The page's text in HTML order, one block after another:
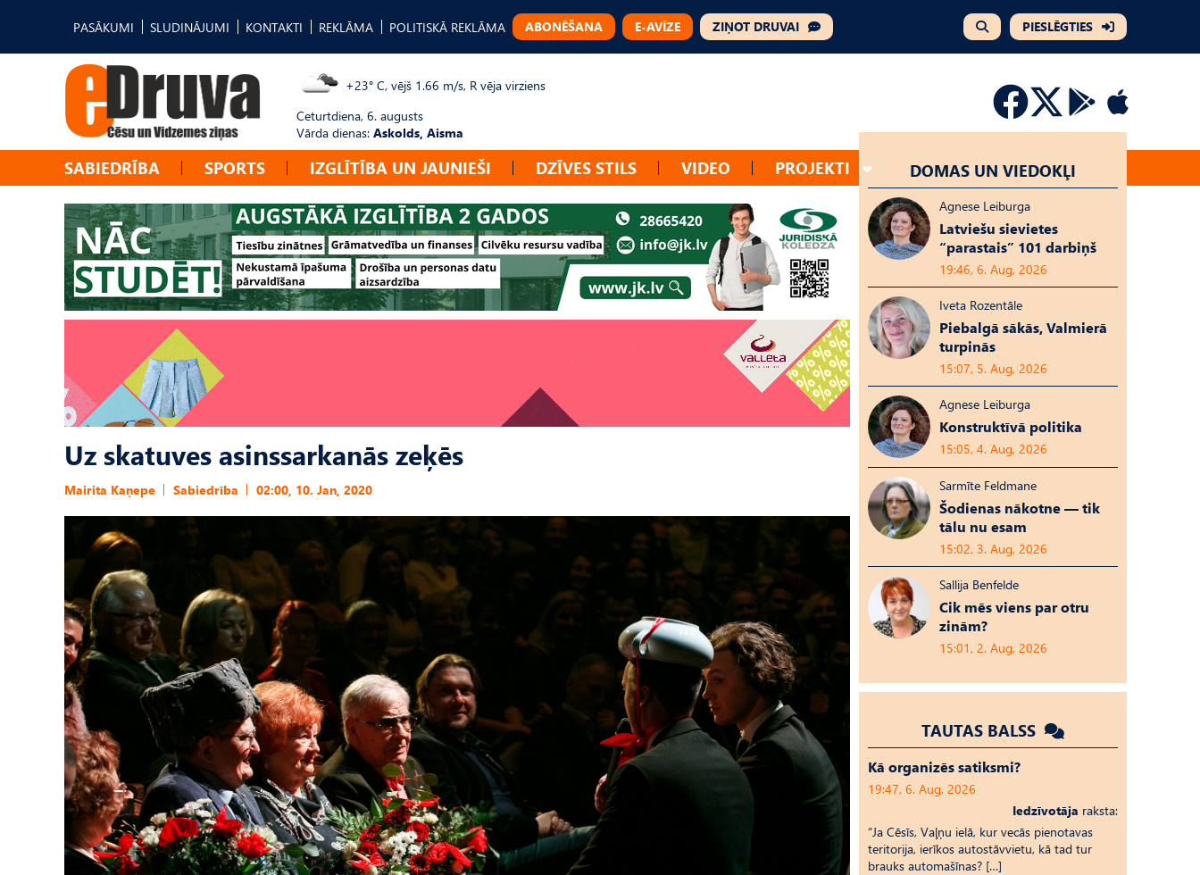
PASĀKUMI SLUDINĀJUMI KONTAKTI REKLĀMA POLITISKĀ REKLĀMA ABONĒŠANA E-AVĪZE ZIŅOT DRUVAI PIESLĒGTIES
+23° C, vējš 1.66 m/s, R vēja virziens
Ceturtdiena, 6. augusts
Vārda dienas: Askolds, Aisma
SABIEDRĪBA SPORTS IZGLĪTĪBA UN JAUNIEŠI DZĪVES STILS VIDEO PROJEKTI
Uz skatuves asinssarkanās zeķēs
Mairita Kaņepe Sabiedrība 02:00, 10. Jan, 2020
DOMAS UN VIEDOKĻI
Agnese Leiburga
Latviešu sievietes
“parastais” 101 darbiņš
19:46, 6. Aug, 2026
Iveta Rozentāle
Piebalgā sākās, Valmierā
turpinās
15:07, 5. Aug, 2026
Agnese Leiburga
Konstruktīvā politika
15:05, 4. Aug, 2026
Sarmīte Feldmane
Šodienas nākotne — tik
tālu nu esam
15:02, 3. Aug, 2026
Sallija Benfelde
Cik mēs viens par otru
zinām?
15:01, 2. Aug, 2026
TAUTAS BALSS
Kā organizēs satiksmi?
19:47, 6. Aug, 2026
Iedzīvotāja raksta:
“Ja Cēsīs, Vaļņu ielā, kur vecās pienotavas
teritorija, ierīkos autostāvvietu, kā tad tur
brauks automašīnas? […]